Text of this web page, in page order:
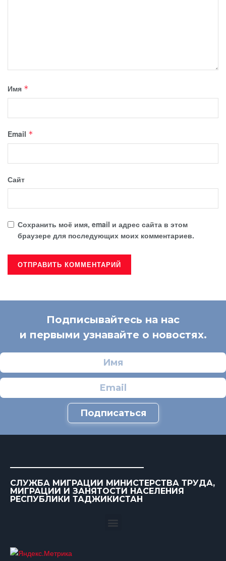
Имя *
Email *
Сайт
Сохранить моё имя, email и адрес сайта в этом
браузере для последующих моих комментариев.
Подписывайтесь на нас
и первыми узнавайте о новостях.
Подписаться
СЛУЖБА МИГРАЦИИ МИНИСТЕРСТВА ТРУДА,
МИГРАЦИИ И ЗАНЯТОСТИ НАСЕЛЕНИЯ
РЕСПУБЛИКИ ТАДЖИКИСТАН